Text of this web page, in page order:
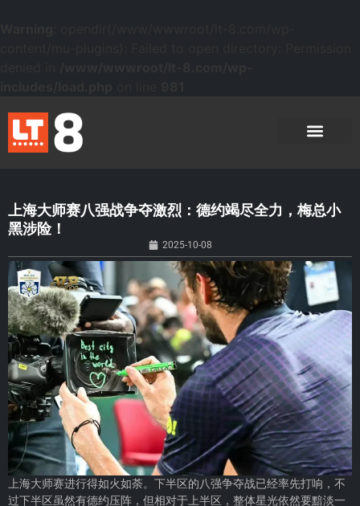
上海大师赛八强战争夺激烈：德约竭尽全力，梅总小
黑涉险！
2025-10-08
上海大师赛进行得如火如荼。下半区的八强争夺战已经率先打响，不
过下半区虽然有德约压阵，但相对于上半区，整体星光依然要黯淡一